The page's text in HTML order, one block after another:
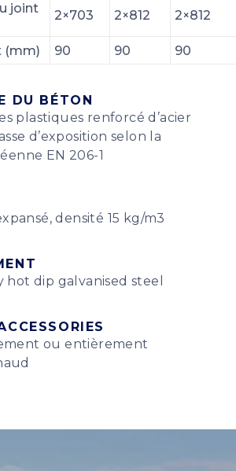
joint
2×703 2×812 2×812
(mm) 90 90 90
DU BÉTON
plastiques renforcé d’acier
d’exposition selon la
EN 206-1
densité 15 kg/m3
dip galvanised steel
ou entièrement